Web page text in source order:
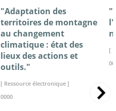
"Adaptation des
territoires de montagne
au changement
climatique : état des
lieux des actions et
outils."
[ Ressource électronique ]
0000
[